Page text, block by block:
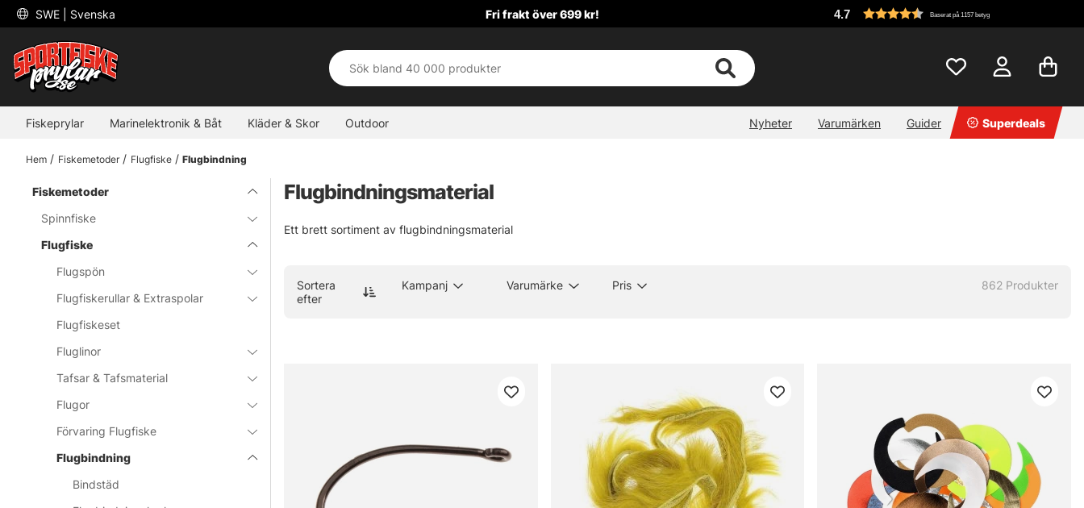
SWE | Svenska Fri frakt över 699 kr! 4.7 Baserat på 1157 betyg
Fiskeprylar Marinelektronik & Båt Kläder & Skor Outdoor Nyheter Varumärken Guider Superdeals
Hem Fiskemetoder Flugfiske Flugbindning
Fiskemetoder
Spinnfiske
Flugfiske
Flugspön
Flugfiskerullar & Extraspolar
Flugfiskeset
Fluglinor
Tafsar & Tafsmaterial
Flugor
Förvaring Flugfiske
Flugbindning
Bindstäd
Flugbindningsmaterial
Ett brett sortiment av flugbindningsmaterial
Sortera
efter
Kampanj Varumärke Pris 862 Produkter